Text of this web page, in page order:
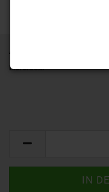
Art.Nr.:
Lieferzeit: